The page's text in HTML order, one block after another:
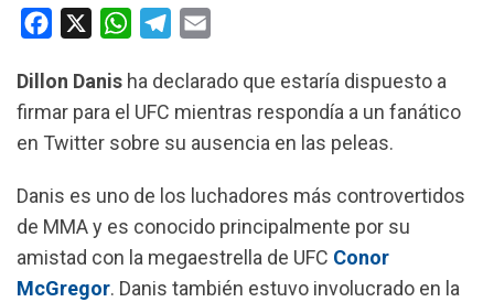
c
e
b
o
k
W
a
t
s
p
p
l
e
g
a
m
a
i
l
Dillon Danis ha declarado que estaría dispuesto a
firmar para el UFC mientras respondía a un fanático
en Twitter sobre su ausencia en las peleas.
Danis es uno de los luchadores más controvertidos
de MMA y es conocido principalmente por su
amistad con la megaestrella de UFC Conor
McGregor. Danis también estuvo involucrado en la